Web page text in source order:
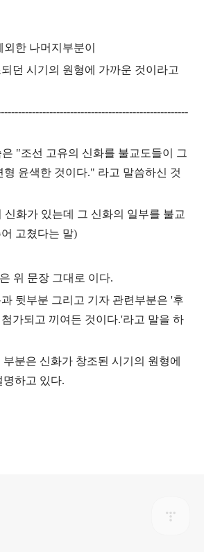
한 나머지부분이
던 시기의 원형에 가까운 것이라고
"조선 고유의 신화를 불교도들이 그
형 윤색한 것이다." 라고 말씀하신 것
화가 있는데 그 신화의 일부를 불교
고쳤다는 말)
위 문장 그대로 이다.
뒷부분 그리고 기자 관련부분은 '후
가되고 끼여든 것이다.'라고 말을 하
분은 신화가 창조된 시기의 원형에
명하고 있다.